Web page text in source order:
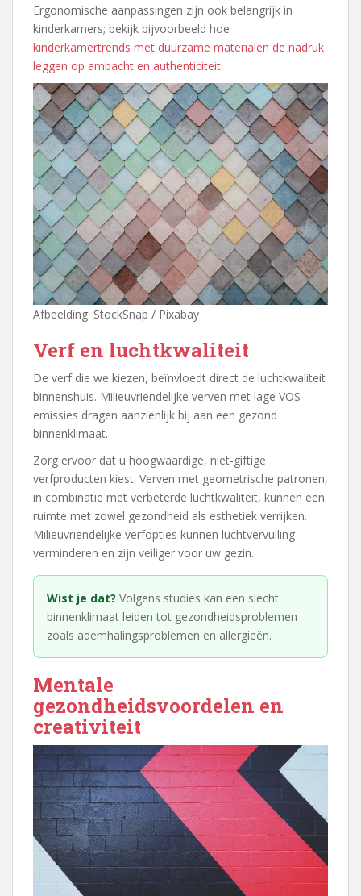
Ergonomische aanpassingen zijn ook belangrijk in
kinderkamers; bekijk bijvoorbeeld hoe
kinderkamertrends met duurzame materialen de nadruk
leggen op ambacht en authenticiteit.
Afbeelding: StockSnap / Pixabay
Verf en luchtkwaliteit
De verf die we kiezen, beïnvloedt direct de luchtkwaliteit
binnenshuis. Milieuvriendelijke verven met lage VOS-
emissies dragen aanzienlijk bij aan een gezond
binnenklimaat.
Zorg ervoor dat u hoogwaardige, niet-giftige
verfproducten kiest. Verven met geometrische patronen,
in combinatie met verbeterde luchtkwaliteit, kunnen een
ruimte met zowel gezondheid als esthetiek verrijken.
Milieuvriendelijke verfopties kunnen luchtvervuiling
verminderen en zijn veiliger voor uw gezin.
Wist je dat? Volgens studies kan een slecht
binnenklimaat leiden tot gezondheidsproblemen
zoals ademhalingsproblemen en allergieën.
Mentale
gezondheidsvoordelen en
creativiteit